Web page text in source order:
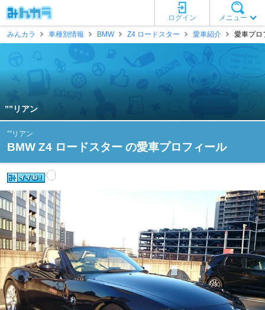
メニュー
ログイン
みんカラ
車種別情報 BMW Z4 ロードスター 愛車紹介 愛車プロ
””リアン
””リアン
BMW Z4 ロードスター の愛車プロフィール